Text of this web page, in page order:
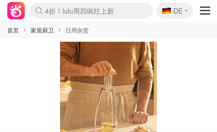
Boticinal 夏促开抢！
4折！lulu周四疯狂上新
还没结束！&OtherStories大促
Joybuy变相75折 随时失效
速领！Stanley独家85折
疑似霸哥！Camper额外叠85折
Zalando 奥莱闪促！每日更新
Moncler反季囤！5折起+叠9折
Coach Brooklyn仅€192
🇩🇪
DE
首页 家居厨卫 日用杂货